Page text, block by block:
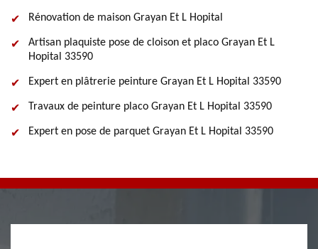
Rénovation de maison Grayan Et L Hopital
Artisan plaquiste pose de cloison et placo Grayan Et L
Hopital 33590
Expert en plâtrerie peinture Grayan Et L Hopital 33590
Travaux de peinture placo Grayan Et L Hopital 33590
Expert en pose de parquet Grayan Et L Hopital 33590